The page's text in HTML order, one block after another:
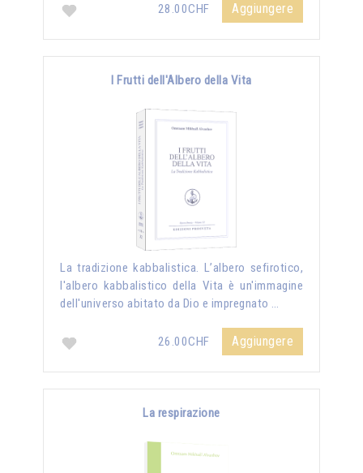
28.00CHF Aggiungere
I Frutti dell'Albero della Vita
La tradizione kabbalistica. L’albero sefirotico,
l'albero kabbalistico della Vita è un'immagine
dell'universo abitato da Dio e impregnato …
26.00CHF Aggiungere
La respirazione